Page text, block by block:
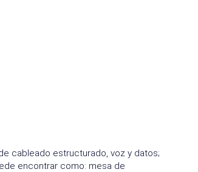
cableado estructurado, voz y datos;
encontrar como: mesa de